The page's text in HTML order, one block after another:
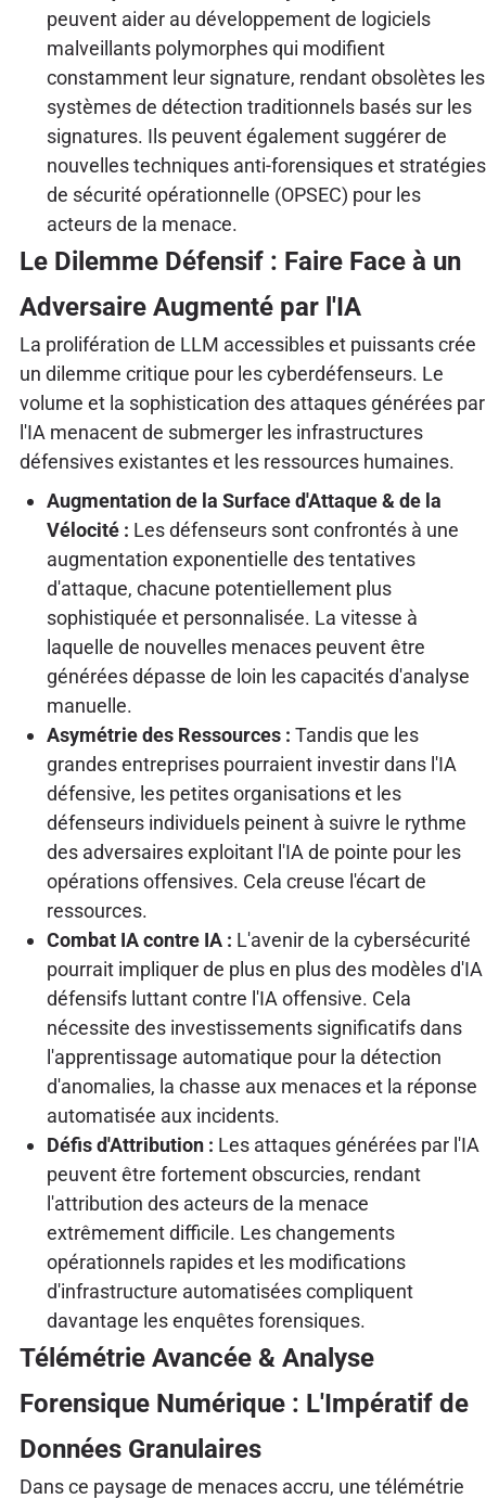
peuvent aider au développement de logiciels
malveillants polymorphes qui modifient
constamment leur signature, rendant obsolètes les
systèmes de détection traditionnels basés sur les
signatures. Ils peuvent également suggérer de
nouvelles techniques anti-forensiques et stratégies
de sécurité opérationnelle (OPSEC) pour les
acteurs de la menace.
Le Dilemme Défensif : Faire Face à un
Adversaire Augmenté par l'IA
La prolifération de LLM accessibles et puissants crée
un dilemme critique pour les cyberdéfenseurs. Le
volume et la sophistication des attaques générées par
l'IA menacent de submerger les infrastructures
défensives existantes et les ressources humaines.
Augmentation de la Surface d'Attaque & de la
Vélocité : Les défenseurs sont confrontés à une
augmentation exponentielle des tentatives
d'attaque, chacune potentiellement plus
sophistiquée et personnalisée. La vitesse à
laquelle de nouvelles menaces peuvent être
générées dépasse de loin les capacités d'analyse
manuelle.
Asymétrie des Ressources : Tandis que les
grandes entreprises pourraient investir dans l'IA
défensive, les petites organisations et les
défenseurs individuels peinent à suivre le rythme
des adversaires exploitant l'IA de pointe pour les
opérations offensives. Cela creuse l'écart de
ressources.
Combat IA contre IA : L'avenir de la cybersécurité
pourrait impliquer de plus en plus des modèles d'IA
défensifs luttant contre l'IA offensive. Cela
nécessite des investissements significatifs dans
l'apprentissage automatique pour la détection
d'anomalies, la chasse aux menaces et la réponse
automatisée aux incidents.
Défis d'Attribution : Les attaques générées par l'IA
peuvent être fortement obscurcies, rendant
l'attribution des acteurs de la menace
extrêmement difficile. Les changements
opérationnels rapides et les modifications
d'infrastructure automatisées compliquent
davantage les enquêtes forensiques.
Télémétrie Avancée & Analyse
Forensique Numérique : L'Impératif de
Données Granulaires
Dans ce paysage de menaces accru, une télémétrie